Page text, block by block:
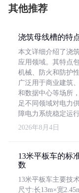
其他推荐
浇筑母线槽的特
本文详细介绍了浇
应用领域。其特点
机械、防火和防护
广泛用于商业建筑
和数据中心等场所
足不同领域对电力
障电力系统稳定运行
2026年8月4日
13米平板车的标
数
13米平板车主要技
尺寸:长13m×宽